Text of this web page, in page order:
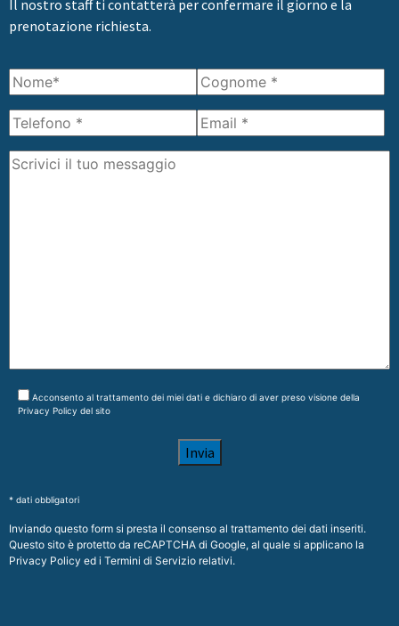
Il nostro staff ti contatterà per confermare il giorno e la
prenotazione richiesta.
Acconsento al trattamento dei miei dati e dichiaro di aver preso visione della
Privacy Policy del sito
* dati obbligatori
Inviando questo form si presta il consenso al trattamento dei dati inseriti.
Questo sito è protetto da reCAPTCHA di Google, al quale si applicano la
Privacy Policy ed i Termini di Servizio relativi.